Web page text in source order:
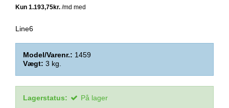
Line6
Model/Varenr.: 1459
Vægt: 3 kg.
Lagerstatus: På lager